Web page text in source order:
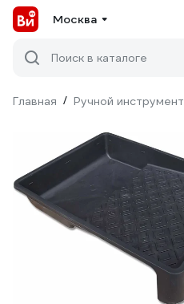
Москва
Поиск в каталоге
Главная / Ручной инструмент